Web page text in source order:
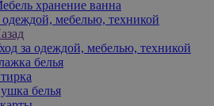
хранение ванна
одеждой, мебелью, техникой
за одеждой, мебелью, техникой
белья
белья